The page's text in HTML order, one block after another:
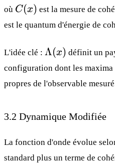
où C(x)
C(x) est la mesure de
est le quantum d'énergie de
L'idée clé : Λ(x)
Λ(x) définit un
configuration dont les maxima
propres de l'observable
3.2 Dynamique Modifiée
La fonction d'onde évolue
standard plus un terme de